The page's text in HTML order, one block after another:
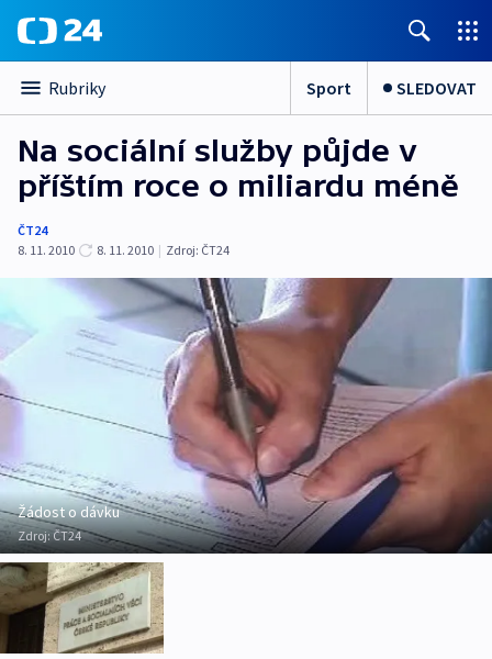
Rubriky Sport SLEDOVAT
Na sociální služby půjde v
příštím roce o miliardu méně
ČT24
8. 11. 2010
8. 11. 2010 | Zdroj: ČT24
Žádost o dávku
Zdroj:ČT24